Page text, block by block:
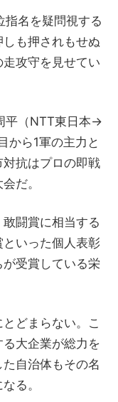
指名を疑問視する
も押されもせぬ
攻守を見せてい
平（NTT東日本→
から1軍の主力と
抗はプロの即戦
だ。
闘賞に相当する
いった個人表彰
受賞している栄
どまらない。こ
大企業が総力を
自治体もその名
る。